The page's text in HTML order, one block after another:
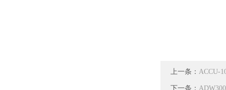
上一条： ACCU-
下一条：